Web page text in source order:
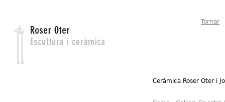
Ceràmica Roser Oter i
Tornar